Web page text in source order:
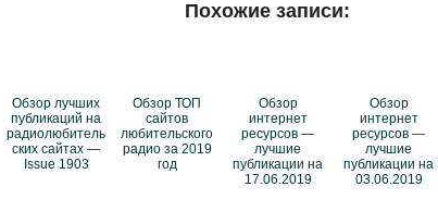
Похожие записи:
Обзор лучших
публикаций на
радиолюбитель
ских сайтах —
Issue 1903
Обзор ТОП
сайтов
любительского
радио за 2019
год
Обзор
интернет
ресурсов —
лучшие
публикации на
17.06.2019
Обзор
интернет
ресурсов —
лучшие
публикации на
03.06.2019